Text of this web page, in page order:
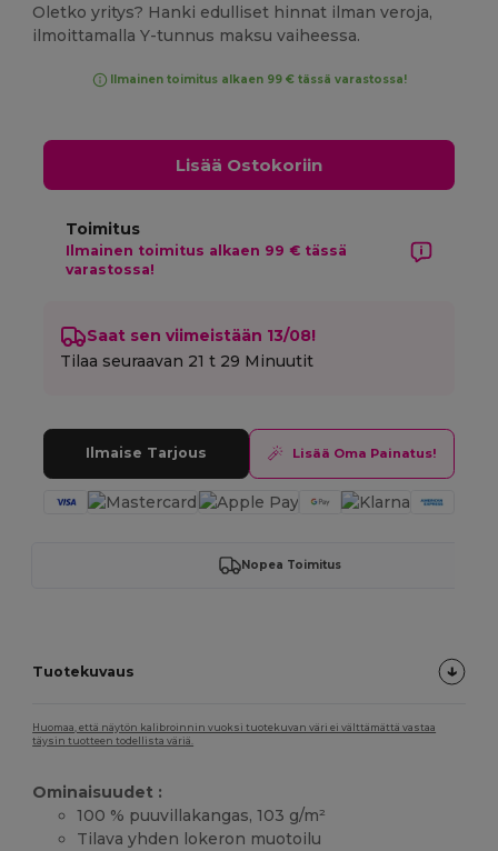
Oletko yritys? Hanki edulliset hinnat ilman veroja,
ilmoittamalla Y-tunnus maksu vaiheessa.
Ilmainen toimitus alkaen 99 € tässä varastossa!
Lisää Ostokoriin
Toimitus
Ilmainen toimitus alkaen 99 € tässä
varastossa!
Saat sen viimeistään 13/08!
Tilaa seuraavan 21 t 29 Minuutit
Ilmaise Tarjous Lisää Oma Painatus!
Nopea Toimitus
Tuotekuvaus
Huomaa, että näytön kalibroinnin vuoksi tuotekuvan väri ei välttämättä vastaa
täysin tuotteen todellista väriä.
Ominaisuudet :
100 % puuvillakangas, 103 g/m²
Tilava yhden lokeron muotoilu